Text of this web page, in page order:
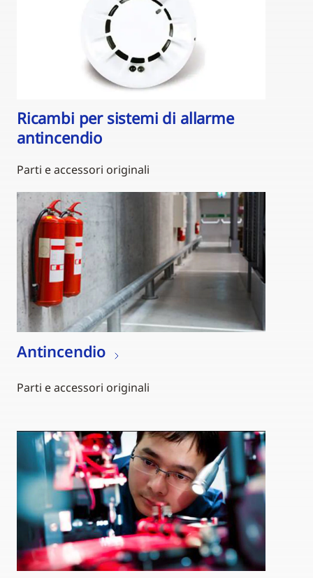
Ricambi per sistemi di allarme
antincendio
Parti e accessori originali
Antincendio
Parti e accessori originali